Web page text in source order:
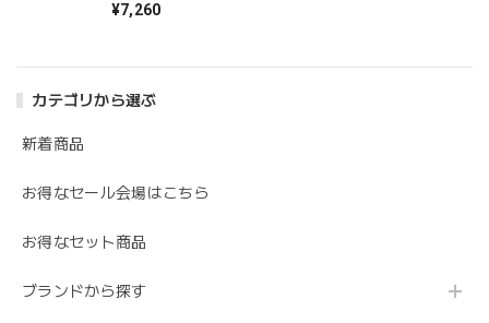
カテゴリから選ぶ
新着商品
お得なセール会場はこちら
お得なセット商品
ブランドから探す
（STEMBRIGHT¥7,260